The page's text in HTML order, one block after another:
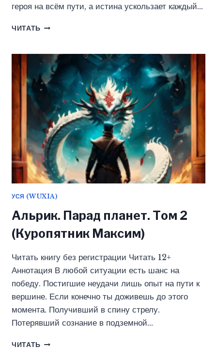
героя на всём пути, а истина ускользает каждый…
ЧИТАТЬ ДАЛЕКО
НЕ
ВРАГИ
(АЛЕКС
НАГОРНЫЙ)
УСЯ (WUXIA)
Альрик. Парад планет. Том 2
(Куропятник Максим)
Читать книгу без регистрации Читать 12+
Аннотация В любой ситуации есть шанс на
победу. Постигшие неудачи лишь опыт на пути к
вершине. Если конечно ты доживешь до этого
момента. Получивший в спину стрелу.
Потерявший сознание в подземной…
ЧИТАТЬ АЛЬРИК.